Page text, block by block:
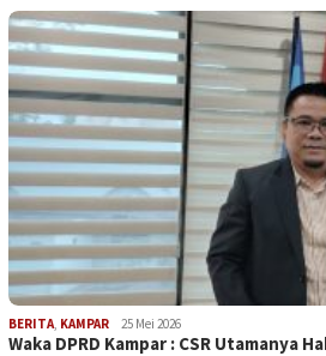
BERITA KAMPAR 25 Mei 2026
Waka DPRD Kampar : CSR Utamanya